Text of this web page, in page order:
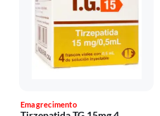
Emagrecimento